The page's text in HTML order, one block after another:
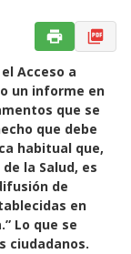
Acceso a
un informe en
que se
que debe
habitual que,
la Salud, es
de
en
Lo que se
ciudadanos.